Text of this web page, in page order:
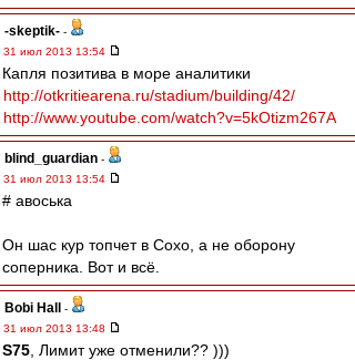
-skeptik- -
31 июл 2013 13:54
Капля позитива в море аналитики
http://otkritiearena.ru/stadium/building/42/
http://www.youtube.com/watch?v=5kOtizm267A
blind_guardian -
31 июл 2013 13:54
# авоська
Он шас кур топчет в Сохо, а не оборону
соперника. Вот и всё.
Bobi Hall
-
31 июл 2013 13:48
S75 , Лимит уже отменили?? )))